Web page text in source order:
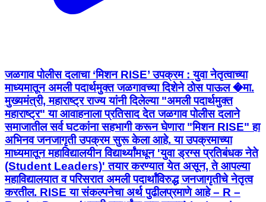
जळगाव पोलीस दलाचा ‘मिशन RISE’ उपक्रम : युवा नेतृत्वाच्या
माध्यमातून अमली पदार्थमुक्त जळगावच्या दिशेने ठोस पाऊल �मा.
मुख्यमंत्री, महाराष्ट्र राज्य यांनी दिलेल्या "अमली पदार्थमुक्त
महाराष्ट्र" या आवाहनाला प्रतिसाद देत जळगाव पोलीस दलाने
समाजातील सर्व घटकांना सहभागी करून घेणारा "मिशन RISE" हा
अभिनव जनजागृती उपक्रम सुरू केला आहे. या उपक्रमाच्या
माध्यमातून महाविद्यालयीन विद्यार्थ्यांमधून 'युवा ड्रग्स प्रतिबंधक नेते
(Student Leaders)' तयार करण्यात येत असून, ते आपल्या
महाविद्यालयात व परिसरात अमली पदार्थांविरुद्ध जनजागृतीचे नेतृत्व
करतील. RISE या संकल्पनेचा अर्थ पुढीलप्रमाणे आहे – R –